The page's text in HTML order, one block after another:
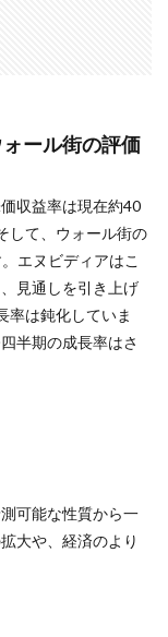
ール街の評価
収益率は現在約40
して、ウォール街の
エヌビディアはこ
見通しを引き上げ
率は鈍化していま
半期の成長率はさ
可能な性質から一
大や、経済のより